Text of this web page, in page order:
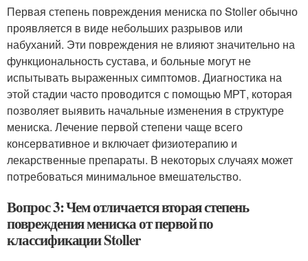
Первая степень повреждения мениска по Stoller обычно
проявляется в виде небольших разрывов или
набуханий. Эти повреждения не влияют значительно на
функциональность сустава, и больные могут не
испытывать выраженных симптомов. Диагностика на
этой стадии часто проводится с помощью МРТ, которая
позволяет выявить начальные изменения в структуре
мениска. Лечение первой степени чаще всего
консервативное и включает физиотерапию и
лекарственные препараты. В некоторых случаях может
потребоваться минимальное вмешательство.
Вопрос 3: Чем отличается вторая степень
повреждения мениска от первой по
классификации Stoller